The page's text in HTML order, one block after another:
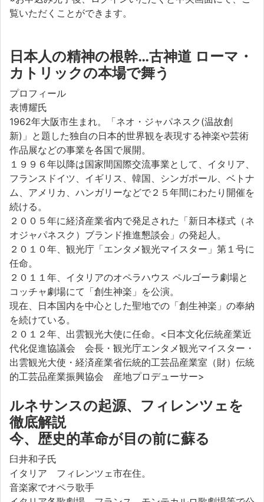
覧いただくことができます。
日本人の精神の根幹…古神道 ローマ・
カトリックの本場で舞う
プロフィール
表博耀氏
1962年大阪市生まれ。「ネオ・ジャパネスク(温故創
新)」と題した独自の日本的世界観を表現する神楽や芸術
作品展などの事業を各国で展開。
１９９６年以降は国家間国際交流事業として、イタリア、
フランスドイツ、イギリス、韓国、シンガポール、ベトナ
ム、アメリカ、ハンガリーなどで２５年間にわたり開催を
続ける。
２００５年に経済産業省内で発足された「新日本様式（ネ
オジャパネスク）ブランド推進懇談会」の発起人。
２０１０年、観光庁「エンタメ観光マイスター」第１号に
任命。
２０１１年、イタリアのオペラハウス ペルゴーラ劇場と
コッチャ劇場にて「創生神楽」を公演。
現在、日本国内を中心とした聖地での「創生神楽」の奉納
を続けている。
２０１２年、出雲観光大使に任命。<日本文化伝統産業近
代化促進協議会 会長・観光庁エンタメ観光マイスター・
出雲観光大使・経済産業省伝統的工芸品産業室（財）伝統
的工芸品産業振興協会 産地プロデューサー>
ルネサンスの起源、フィレンツェを
徹底解説
今、歴史的革命が目の前に蘇る
臼井和子氏
イタリア フィレンツェ市在住。
音楽家でオペラ歌手